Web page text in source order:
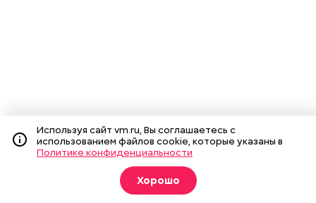
Используя сайт vm.ru, Вы соглашаетесь с
использованием файлов cookie, которые указаны в
Политике конфиденциальности
Хорошо